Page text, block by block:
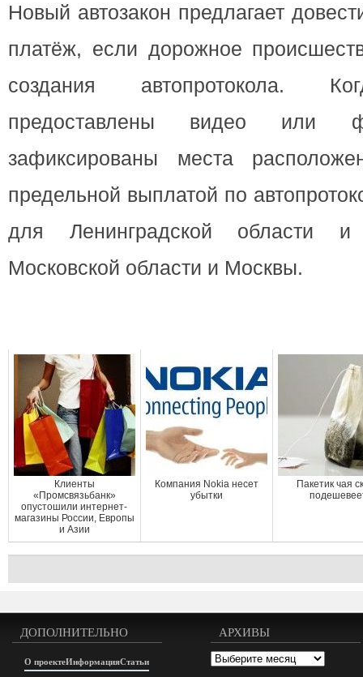
Новый автозакон предлагает
платёж, если дорожное
создания автопротокола.
предоставлены видео или
зафиксированы места
предельной выплатой по
для Ленинградской области и
Московской области и Москвы.
Клиенты
«Промсвязьбанк»
опустошили интернет-
магазины России, Европы
и Азии
Компания Nokia несет
убытки
Пакетик чая
ДОПОЛНИТЕЛЬНО
О проектеИнформацияСтатьи
АРХИВЫ
Архивы